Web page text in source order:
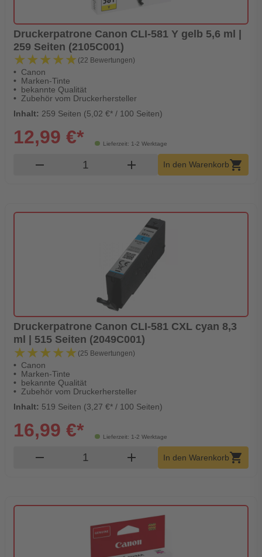
Druckerpatrone Canon CLI-581 Y gelb 5,6 ml |
259 Seiten (2105C001)
★★★★★
★★★★★ (22 Bewertungen)
Canon
Marken-Tinte
bekannte Qualität
Zubehör vom Druckerhersteller
Inhalt: 259 Seiten (5,02 €* / 100 Seiten)
Lieferzeit: 1-2 Werktage
12,99 €*
remove Produkt Warenkorb Menge
add In den Warenkorbshopping_cart
Druckerpatrone Canon CLI-581 CXL cyan 8,3
ml | 515 Seiten (2049C001)
★★★★★
★★★★★ (25 Bewertungen)
Canon
Marken-Tinte
bekannte Qualität
Zubehör vom Druckerhersteller
Inhalt: 519 Seiten (3,27 €* / 100 Seiten)
Lieferzeit: 1-2 Werktage
16,99 €*
remove Produkt Warenkorb Menge
add In den Warenkorbshopping_cart